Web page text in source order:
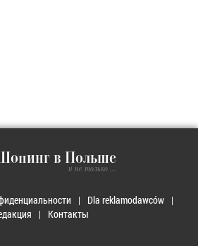
в Польше
и не только ...
Dla reklamodawców
Контакты